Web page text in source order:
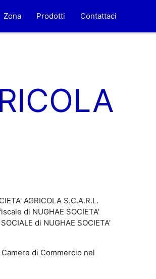
Zona Prodotti Contattaci
AGRICOLA S.C.A.R.L.
di NUGHAE SOCIETA'
di NUGHAE SOCIETA'
di Commercio nel